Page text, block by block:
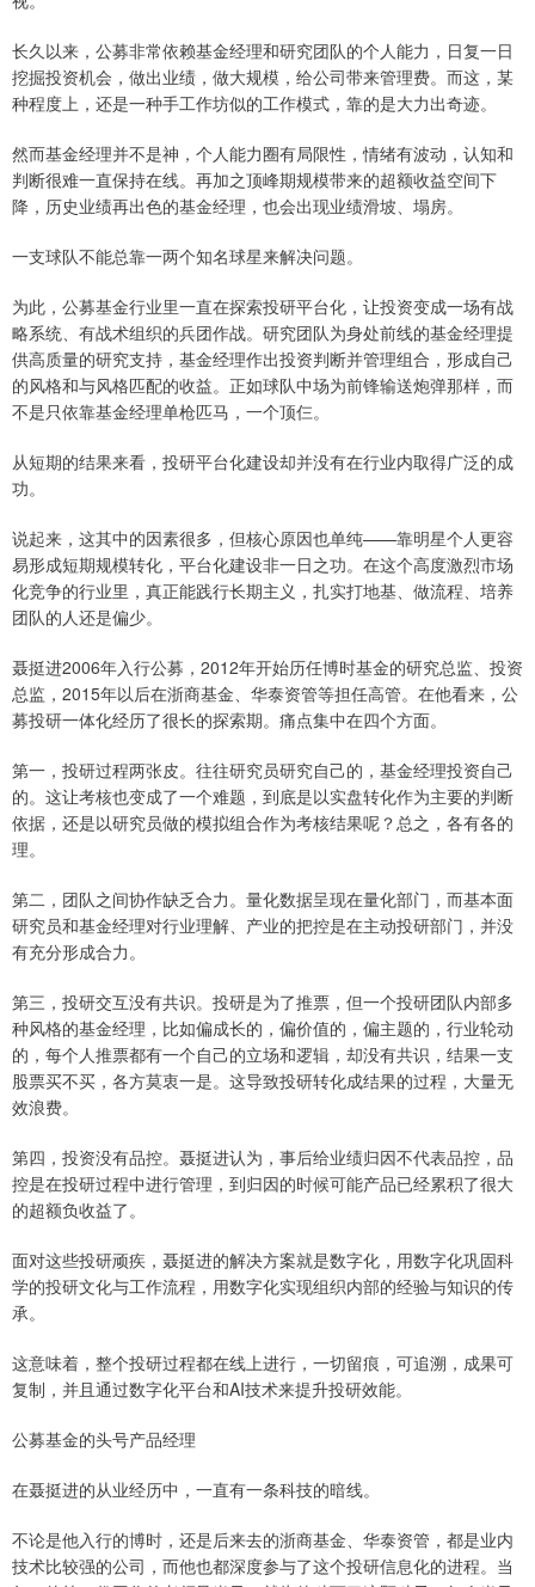
长久以来，公募非常依赖基金经理和研究团队的个人能力，日复一日
挖掘投资机会，做出业绩，做大规模，给公司带来管理费。而这，某
种程度上，还是一种手工作坊似的工作模式，靠的是大力出奇迹。
然而基金经理并不是神，个人能力圈有局限性，情绪有波动，认知和
判断很难一直保持在线。再加之顶峰期规模带来的超额收益空间下
降，历史业绩再出色的基金经理，也会出现业绩滑坡、塌房。
一支球队不能总靠一两个知名球星来解决问题。
为此，公募基金行业里一直在探索投研平台化，让投资变成一场有战
略系统、有战术组织的兵团作战。研究团队为身处前线的基金经理提
供高质量的研究支持，基金经理作出投资判断并管理组合，形成自己
的风格和与风格匹配的收益。正如球队中场为前锋输送炮弹那样，而
不是只依靠基金经理单枪匹马，一个顶仨。
从短期的结果来看，投研平台化建设却并没有在行业内取得广泛的成
功。
说起来，这其中的因素很多，但核心原因也单纯——靠明星个人更容
易形成短期规模转化，平台化建设非一日之功。在这个高度激烈市场
化竞争的行业里，真正能践行长期主义，扎实打地基、做流程、培养
团队的人还是偏少。
聂挺进2006年入行公募，2012年开始历任博时基金的研究总监、投资
总监，2015年以后在浙商基金、华泰资管等担任高管。在他看来，公
募投研一体化经历了很长的探索期。痛点集中在四个方面。
第一，投研过程两张皮。往往研究员研究自己的，基金经理投资自己
的。这让考核也变成了一个难题，到底是以实盘转化作为主要的判断
依据，还是以研究员做的模拟组合作为考核结果呢？总之，各有各的
理。
第二，团队之间协作缺乏合力。量化数据呈现在量化部门，而基本面
研究员和基金经理对行业理解、产业的把控是在主动投研部门，并没
有充分形成合力。
第三，投研交互没有共识。投研是为了推票，但一个投研团队内部多
种风格的基金经理，比如偏成长的，偏价值的，偏主题的，行业轮动
的，每个人推票都有一个自己的立场和逻辑，却没有共识，结果一支
股票买不买，各方莫衷一是。这导致投研转化成结果的过程，大量无
效浪费。
第四，投资没有品控。聂挺进认为，事后给业绩归因不代表品控，品
控是在投研过程中进行管理，到归因的时候可能产品已经累积了很大
的超额负收益了。
面对这些投研顽疾，聂挺进的解决方案就是数字化，用数字化巩固科
学的投研文化与工作流程，用数字化实现组织内部的经验与知识的传
承。
这意味着，整个投研过程都在线上进行，一切留痕，可追溯，成果可
复制，并且通过数字化平台和AI技术来提升投研效能。
公募基金的头号产品经理
在聂挺进的从业经历中，一直有一条科技的暗线。
不论是他入行的博时，还是后来去的浙商基金、华泰资管，都是业内
技术比较强的公司，而他也都深度参与了这个投研信息化的进程。当